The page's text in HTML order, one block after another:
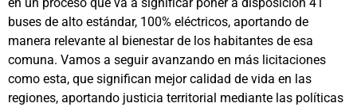
en un proceso que va a significar poner a disposición 41
buses de alto estándar, 100% eléctricos, aportando de
manera relevante al bienestar de los habitantes de esa
comuna. Vamos a seguir avanzando en más licitaciones
como esta, que significan mejor calidad de vida en las
regiones, aportando justicia territorial mediante las políticas